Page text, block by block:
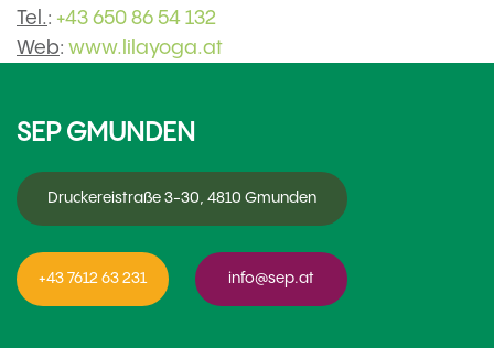
Tel.: +43 650 86 54 132
Web: www.lilayoga.at
SEP GMUNDEN
Druckereistraße 3-30, 4810 Gmunden
+43 7612 63 231 info@sep.at